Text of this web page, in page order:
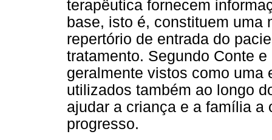
terapêutica fornecem
base, isto é, constituem uma
repertório de entrada do
tratamento. Segundo Conte
geralmente vistos como uma
utilizados também ao longo
ajudar a criança e a família a
progresso.